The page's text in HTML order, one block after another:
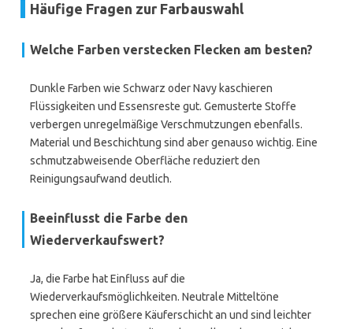
Häufige Fragen zur Farbauswahl
Welche Farben verstecken Flecken am besten?
Dunkle Farben wie Schwarz oder Navy kaschieren
Flüssigkeiten und Essensreste gut. Gemusterte Stoffe
verbergen unregelmäßige Verschmutzungen ebenfalls.
Material und Beschichtung sind aber genauso wichtig. Eine
schmutzabweisende Oberfläche reduziert den
Reinigungsaufwand deutlich.
Beeinflusst die Farbe den
Wiederverkaufswert?
Ja, die Farbe hat Einfluss auf die
Wiederverkaufsmöglichkeiten. Neutrale Mitteltöne
sprechen eine größere Käuferschicht an und sind leichter